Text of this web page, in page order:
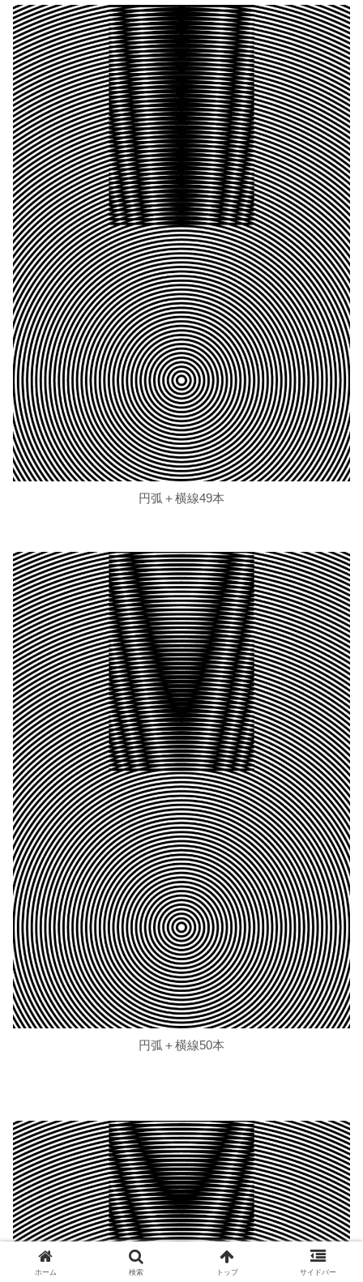
円弧＋横線49本
円弧＋横線50本
ホーム 検索 トップ サイドバー